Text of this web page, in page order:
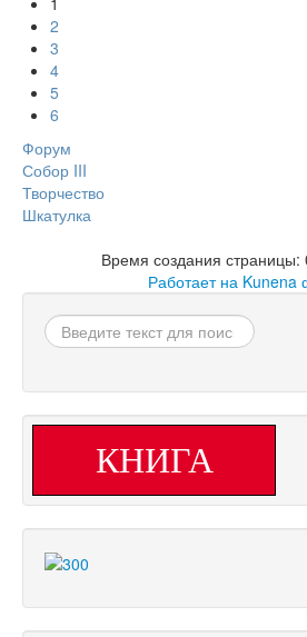
2
3
4
5
6
Форум
Собор III
Творчество
Шкатулка
Время создания страницы:
Работает на Kunena
Искать...
КНИГА